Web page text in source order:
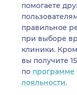
помогаете
правильное
при выборе
клиники.
вы получите
по программе
лояльности.